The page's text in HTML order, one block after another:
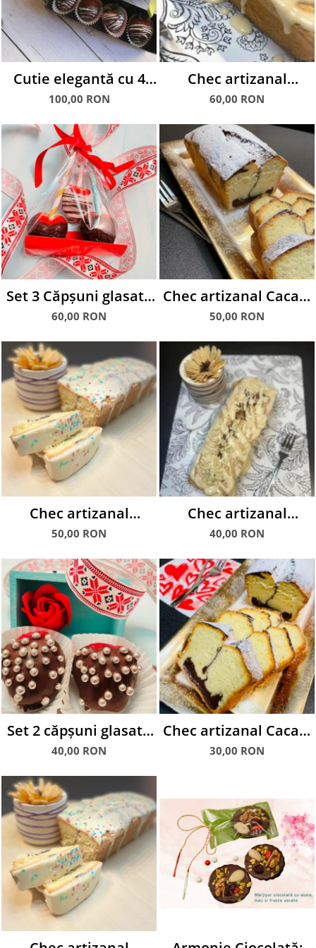
Cutie elegantă cu 4
căpșuni glasate în
neagră
100,00 RON
Chec artizanal
glazurat cu fulgi
60,00 RON
Set 3 Căpșuni glasate
în ciocolată
60,00 RON
Chec artizanal Cacao,
600 g
50,00 RON
Chec artizanal
glazurat Curcubeu,
50,00 RON
Chec artizanal
glazurat cu fulgi
40,00 RON
Set 2 căpșuni glasate
în ciocolată
40,00 RON
Chec artizanal Cacao,
350 g
30,00 RON